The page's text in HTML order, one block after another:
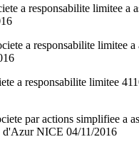
a responsabilite limitee
a responsabilite limitee
a responsabilite limitee
par actions simplifiee
d'Azur NICE 04/11/2016